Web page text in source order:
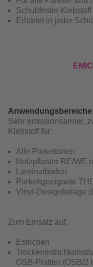
Schubfester
Erhärtet in jeder
Sehr emissionsarmer,
Klebstoff für:
Alle Parkettarten
Holzpflaster RE/WE
Laminatböden
Parkettgeeignete
Vinyl-Designbeläge
Zum Einsatz auf:
Estrichen
OSB-Platten (OSB/2